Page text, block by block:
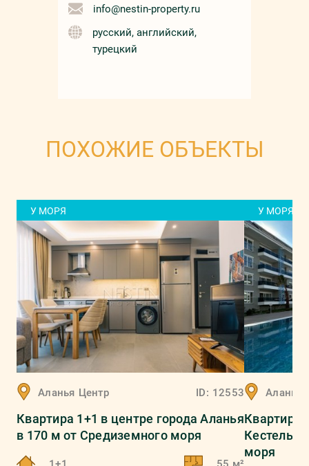
info@nestin-property.ru
русский, английский,
турецкий
ПОХОЖИЕ ОБЪЕКТЫ
У МОРЯ
Аланья Центр ID: 12553
Квартира 1+1 в центре города Аланья
в 170 м от Средиземного моря
У МОРЯ
Аланья
Квартира
Кестель в
моря